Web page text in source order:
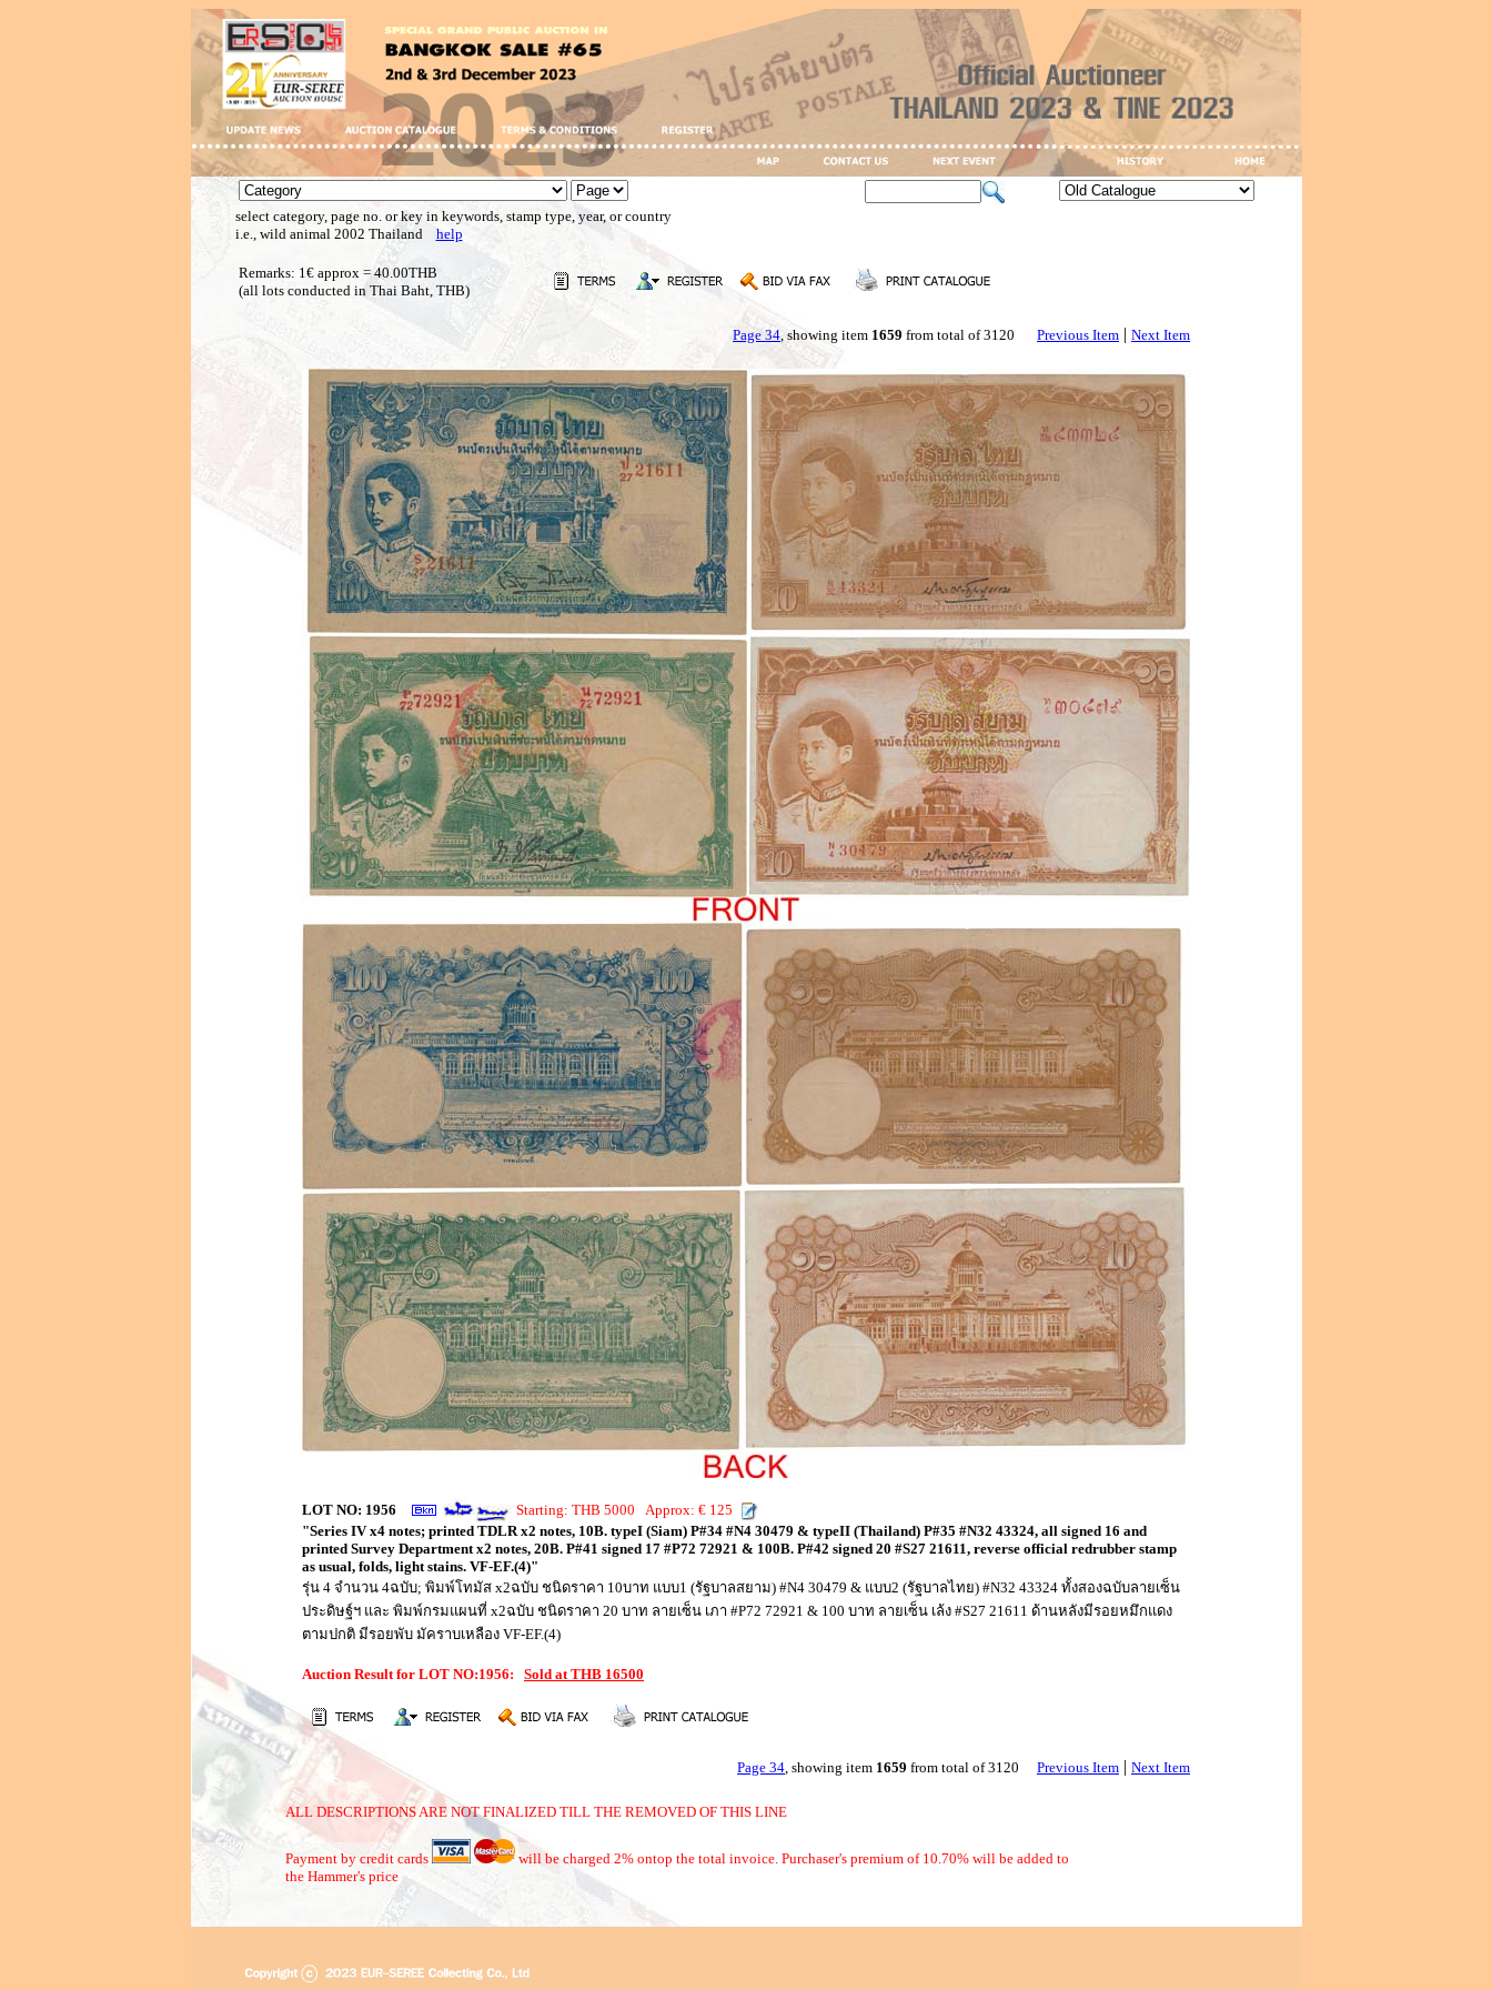
select category, page no. or key in keywords, stamp type, year, or country
i.e., wild animal 2002 Thailand help
Remarks: 1€ approx = 40.00THB
(all lots conducted in Thai Baht, THB)
Page 34, showing item 1659 from total of 3120 Previous Item | Next Item
LOT NO: 1956
Starting: THB 5000 Approx: € 125
"Series IV x4 notes; printed TDLR x2 notes, 10B. typeI (Siam) P#34 #N4 30479 & typeII (Thailand) P#35 #N32 43324, all signed 16 and
printed Survey Department x2 notes, 20B. P#41 signed 17 #P72 72921 & 100B. P#42 signed 20 #S27 21611, reverse official redrubber stamp
as usual, folds, light stains. VF-EF.(4)"
รุ่น 4 จำนวน 4ฉบับ; พิมพ์โทมัส x2ฉบับ ชนิดราคา 10บาท แบบ1 (รัฐบาลสยาม) #N4 30479 & แบบ2 (รัฐบาลไทย) #N32 43324 ทั้งสองฉบับลายเซ็น
ประดิษฐ์ฯ และ พิมพ์กรมแผนที่ x2ฉบับ ชนิดราคา 20 บาท ลายเซ็น เภา #P72 72921 & 100 บาท ลายเซ็น เล้ง #S27 21611 ด้านหลังมีรอยหมึกแดง
ตามปกติ มีรอยพับ มัคราบเหลือง VF-EF.(4)
Auction Result for LOT NO:1956: Sold at THB 16500
Page 34, showing item 1659 from total of 3120 Previous Item | Next Item
ALL DESCRIPTIONS ARE NOT FINALIZED TILL THE REMOVED OF THIS LINE
Payment by credit cards
will be charged 2% ontop the total invoice. Purchaser's premium of 10.70% will be added to
the Hammer's price